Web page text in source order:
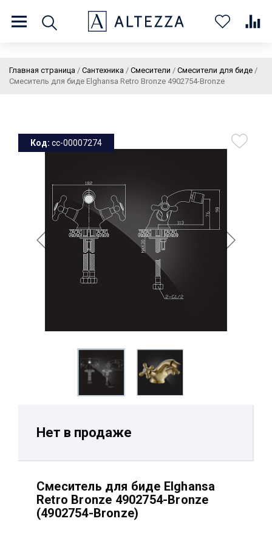
8 (800) 201 60 03 9:00 - 21:00 ПН-ВС
КонтактыКолеровка
Каталог 0
Главная страница / Сантехника / Смесители / Смесители для биде /
Смеситель для биде Elghansa Retro Bronze 4902754-Bronze
Код: cc-00007274
Нет в продаже
Смеситель для биде Elghansa
Retro Bronze 4902754-Bronze
(4902754-Bronze)